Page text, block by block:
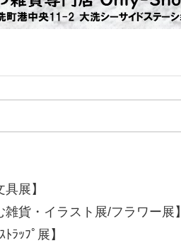
展】
貨・イラスト展/フラワー展】
ﾗｯﾌﾟ展】